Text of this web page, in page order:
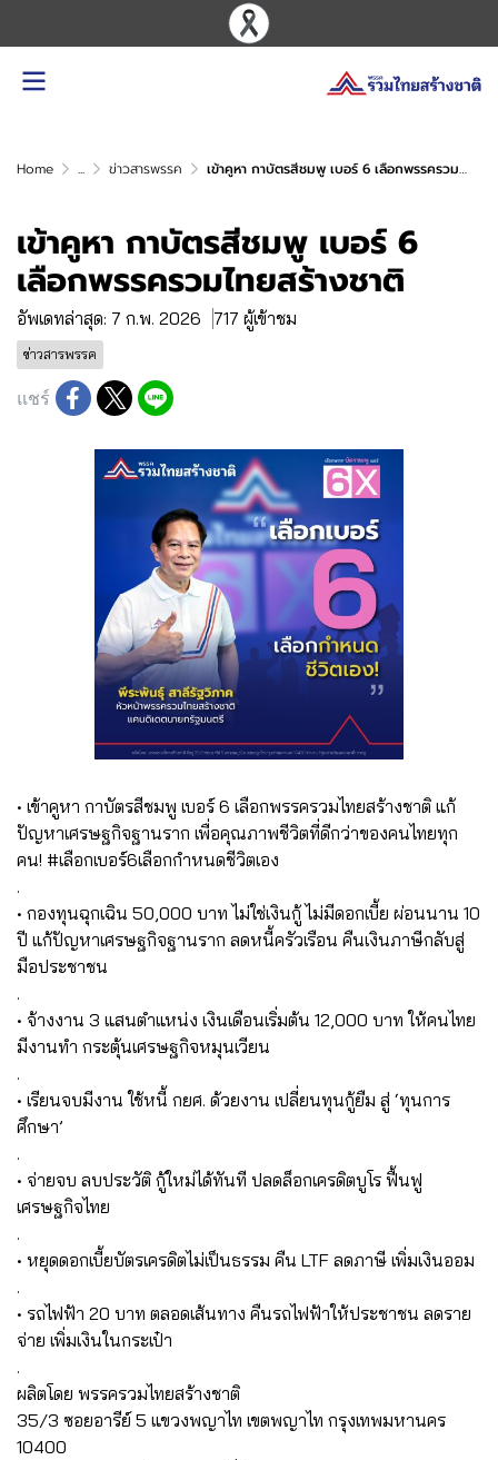
Home ... ข่าวสารพรรค เข้าคูหา กาบัตรสีชมพู เบอร์ 6 เลือกพรรครวมไทยสร้างชาติ
เข้าคูหา กาบัตรสีชมพู เบอร์ 6
เลือกพรรครวมไทยสร้างชาติ
อัพเดทล่าสุด: 7 ก.พ. 2026 717 ผู้เข้าชม
ข่าวสารพรรค
แชร์
• เข้าคูหา กาบัตรสีชมพู เบอร์ 6 เลือกพรรครวมไทยสร้างชาติ แก้
ปัญหาเศรษฐกิจฐานราก เพื่อคุณภาพชีวิตที่ดีกว่าของคนไทยทุก
คน! #เลือกเบอร์6เลือกกำหนดชีวิตเอง
.
• กองทุนฉุกเฉิน 50,000 บาท ไม่ใช่เงินกู้ ไม่มีดอกเบี้ย ผ่อนนาน 10
ปี แก้ปัญหาเศรษฐกิจฐานราก ลดหนี้ครัวเรือน คืนเงินภาษีกลับสู่
มือประชาชน
.
• จ้างงาน 3 แสนตำแหน่ง เงินเดือนเริ่มต้น 12,000 บาท ให้คนไทย
มีงานทำ กระตุ้นเศรษฐกิจหมุนเวียน
.
• เรียนจบมีงาน ใช้หนี้ กยศ. ด้วยงาน เปลี่ยนทุนกู้ยืม สู่ ‘ทุนการ
ศึกษา’
.
• จ่ายจบ ลบประวัติ กู้ใหม่ได้ทันที ปลดล็อกเครดิตบูโร ฟื้นฟู
เศรษฐกิจไทย
.
• หยุดดอกเบี้ยบัตรเครดิตไม่เป็นธรรม คืน LTF ลดภาษี เพิ่มเงินออม
.
• รถไฟฟ้า 20 บาท ตลอดเส้นทาง คืนรถไฟฟ้าให้ประชาชน ลดราย
จ่าย เพิ่มเงินในกระเป๋า
.
ผลิตโดย พรรครวมไทยสร้างชาติ
35/3 ซอยอารีย์ 5 แขวงพญาไท เขตพญาไท กรุงเทพมหานคร
10400